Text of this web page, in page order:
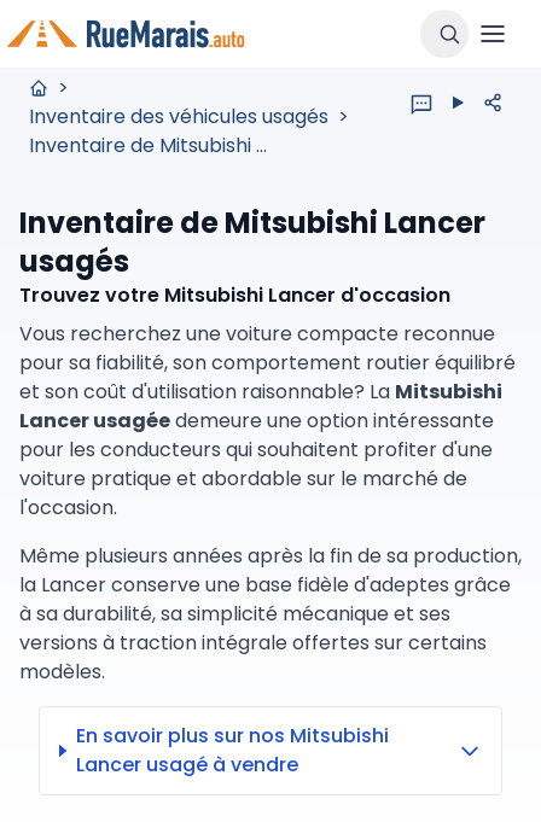
>
Inventaire des véhicules usagés >
Inventaire de Mitsubishi d’occasion à vendre à Québec
Inventaire de Mitsubishi Lancer
usagés
Trouvez votre Mitsubishi Lancer d'occasion
Vous recherchez une voiture compacte reconnue
pour sa fiabilité, son comportement routier équilibré
et son coût d'utilisation raisonnable? La Mitsubishi
Lancer usagéedemeure une option intéressante
pour les conducteurs qui souhaitent profiter d'une
voiture pratique et abordable sur le marché de
l'occasion.
Même plusieurs années après la fin de sa production,
la Lancer conserve une base fidèle d'adeptes grâce
à sa durabilité, sa simplicité mécanique et ses
versions à traction intégrale offertes sur certains
modèles.
En savoir plus sur nos Mitsubishi
Lancer usagé à vendre